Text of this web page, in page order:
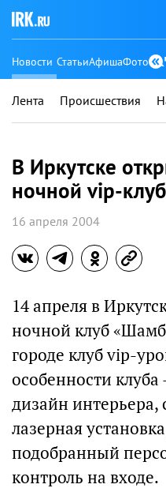
Новости СтатьиАфишаФото
Лента Происшествия
В Иркутске
ночной vip-клуб
16 апреля 2004
14 апреля в
ночной клуб
городе клуб vip-
особенности
дизайн интерьера,
лазерная
подобранный
контроль на входе.